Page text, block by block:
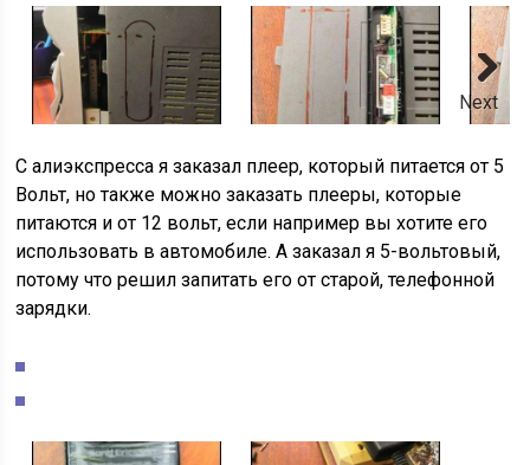
Next
С алиэкспресса я заказал плеер, который питается от 5
Вольт, но также можно заказать плееры, которые
питаются и от 12 вольт, если например вы хотите его
использовать в автомобиле. А заказал я 5-вольтовый,
потому что решил запитать его от старой, телефонной
зарядки.